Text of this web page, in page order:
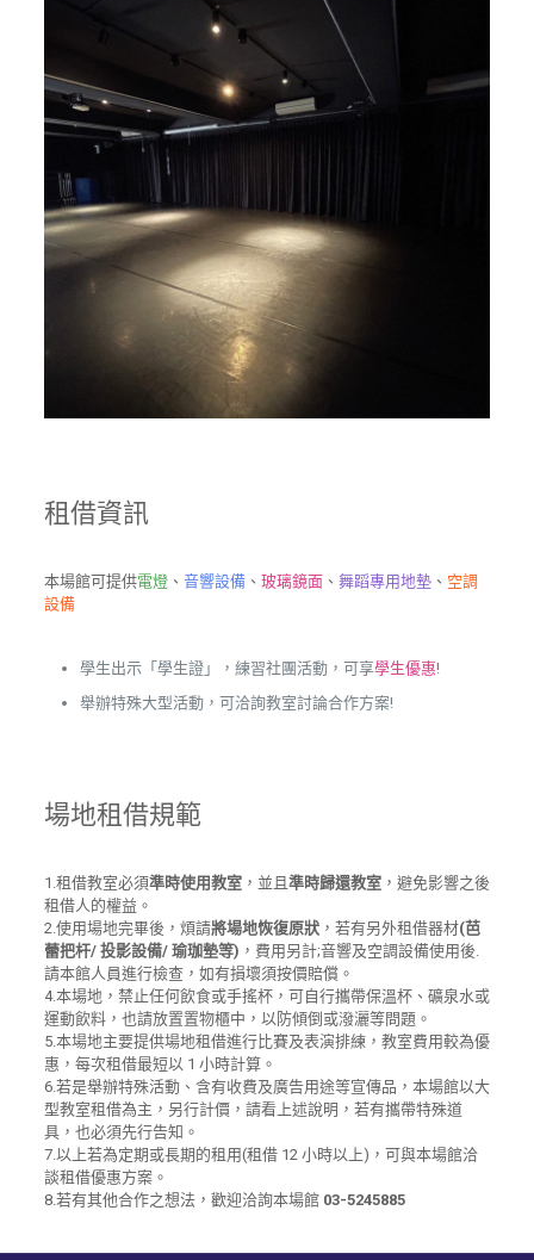
租借資訊
本場館可提供電燈、 音響設備、 玻璃鏡面、 舞蹈專用地墊、 空調
設備
學生出示「學生證」，練習社團活動，可享學生優惠!
舉辦特殊大型活動，可洽詢教室討論合作方案!
場地租借規範
1.租借教室必須準時使用教室，並且 準時歸還教室，避免影響之後
租借人的權益。
2.使用場地完畢後，煩請將場地恢復原狀，若有另外租借器材(芭
蕾把杆/ 投影設備/ 瑜珈墊等) ，費用另計;音響及空調設備使用後.
請本館人員進行檢查，如有損壞須按價賠償。
4.本場地，禁止任何飲食或手搖杯，可自行攜帶保溫杯、礦泉水或
運動飲料，也請放置置物櫃中，以防傾倒或潑灑等問題。
5.本場地主要提供場地租借進行比賽及表演排練，教室費用較為優
惠，每次租借最短以 1 小時計算。
6.若是舉辦特殊活動、含有收費及廣告用途等宣傳品，本場館以大
型教室租借為主，另行計價，請看上述說明，若有攜帶特殊道
具，也必須先行告知。
7.以上若為定期或長期的租用(租借 12 小時以上)，可與本場館洽
談租借優惠方案。
8.若有其他合作之想法，歡迎洽詢本場館 03-5245885